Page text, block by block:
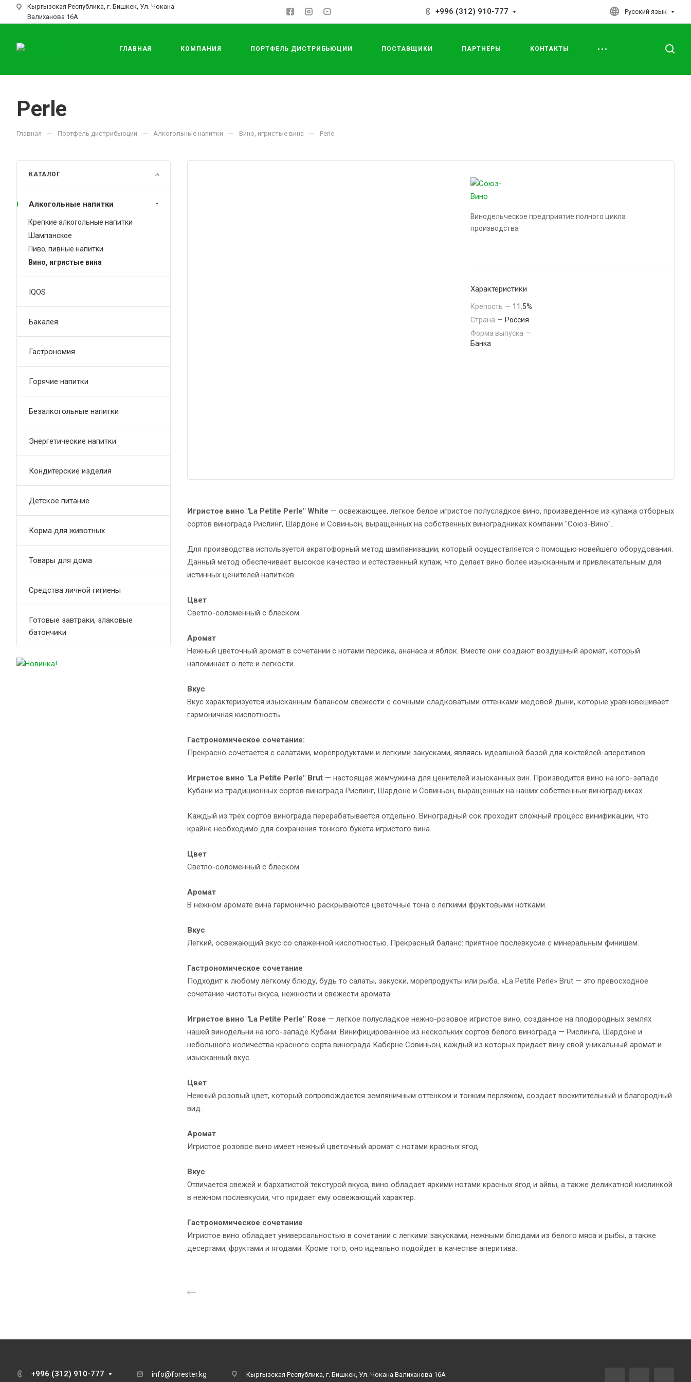
Кыргызская Республика, г. Бишкек, Ул. Чокана
Валиханова 16А
+996 (312) 910-777 Русский язык
ГЛАВНАЯ КОМПАНИЯ ПОРТФЕЛЬ ДИСТРИБЬЮЦИИ ПОСТАВЩИКИ ПАРТНЕРЫ КОНТАКТЫ
Perle
Главная — Портфель дистрибьюции — Алкогольные напитки — Вино, игристые вина — Perle
Винодельческое предприятие полного цикла
производства
Характеристики
Крепость — 11.5%
Страна — Россия
Форма выпуска —
Банка
Игристое вино "La Petite Perle" White — освежающее, легкое белое игристое полусладкое вино, произведенное из купажа отборных
сортов винограда Рислинг, Шардоне и Совиньон, выращенных на собственных виноградниках компании "Союз-Вино".
Для производства используется акратофорный метод шампанизации, который осуществляется с помощью новейшего оборудования.
Данный метод обеспечивает высокое качество и естественный купаж, что делает вино более изысканным и привлекательным для
истинных ценителей напитков.
Цвет
Светло-соломенный с блеском.
Аромат
Нежный цветочный аромат в сочетании с нотами персика, ананаса и яблок. Вместе они создают воздушный аромат, который
напоминает о лете и легкости.
Вкус
Вкус характеризуется изысканным балансом свежести с сочными сладковатыми оттенками медовой дыни, которые уравновешивает
гармоничная кислотность.
Гастрономическое сочетание:
Прекрасно сочетается с салатами, морепродуктами и легкими закусками, являясь идеальной базой для коктейлей-аперетивов.
Игристое вино "La Petite Perle" Brut — настоящая жемчужина для ценителей изысканных вин. Производится вино на юго-западе
Кубани из традиционных сортов винограда Рислинг, Шардоне и Совиньон, выращенных на наших собственных виноградниках.
Каждый из трёх сортов винограда перерабатывается отдельно. Виноградный сок проходит сложный процесс винификации, что
крайне необходимо для сохранения тонкого букета игристого вина.
Цвет
Светло-соломенный с блеском.
Аромат
В нежном аромате вина гармонично раскрываются цветочные тона с легкими фруктовыми нотками.
Вкус
Легкий, освежающий вкус со слаженной кислотностью. Прекрасный баланс: приятное послевкусие с минеральным финишем.
Гастрономическое сочетание
Подходит к любому лёгкому блюду, будь то салаты, закуски, морепродукты или рыба. «La Petite Perle» Brut — это превосходное
сочетание чистоты вкуса, нежности и свежести аромата.
Игристое вино "La Petite Perle" Rose — легкое полусладкое нежно-розовое игристое вино, созданное на плодородных землях
нашей винодельни на юго-западе Кубани. Винифицированное из нескольких сортов белого винограда — Рислинга, Шардоне и
небольшого количества красного сорта винограда Каберне Совиньон, каждый из которых придает вину свой уникальный аромат и
изысканный вкус.
Цвет
Нежный розовый цвет, который сопровождается земляничным оттенком и тонким перляжем, создает восхитительный и благородный
вид.
Аромат
Игристое розовое вино имеет нежный цветочный аромат с нотами красных ягод.
Вкус
Отличается свежей и бархатистой текстурой вкуса, вино обладает яркими нотами красных ягод и айвы, а также деликатной кислинкой
в нежном послевкусии, что придает ему освежающий характер.
Гастрономическое сочетание
Игристое вино обладает универсальностью в сочетании с легкими закусками, нежными блюдами из белого мяса и рыбы, а также
десертами, фруктами и ягодами. Кроме того, оно идеально подойдет в качестве аперитива.
КАТАЛОГ
Алкогольные напитки
Крепкие алкогольные напитки
Шампанское
Пиво, пивные напитки
Вино, игристые вина
IQOS
Бакалея
Гастрономия
Горячие напитки
Безалкогольные напитки
Энергетические напитки
Кондитерские изделия
Детское питание
Корма для животных
Товары для дома
Средства личной гигиены
Готовые завтраки, злаковые
батончики
+996 (312) 910-777 info@forester.kg Кыргызская Республика, г. Бишкек, Ул. Чокана Валиханова 16А